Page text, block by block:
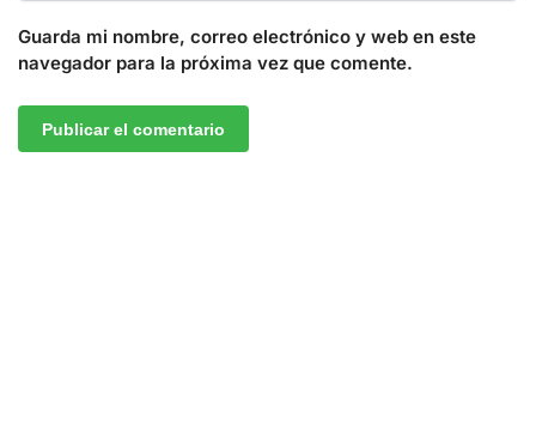
Guarda mi nombre, correo electrónico y web en este
navegador para la próxima vez que comente.